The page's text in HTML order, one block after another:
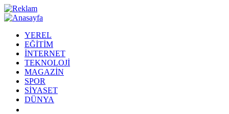
YEREL
EĞİTİM
İNTERNET
TEKNOLOJİ
MAGAZİN
SPOR
SİYASET
DÜNYA